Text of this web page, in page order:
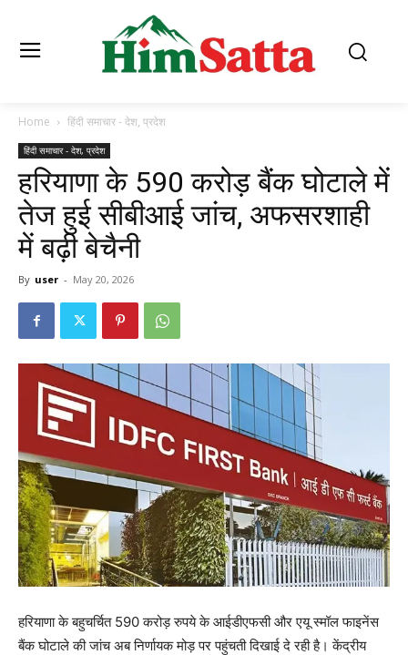
Home हिंदी समाचार - देश, प्रदेश
हिंदी समाचार - देश, प्रदेश
हरियाणा के 590 करोड़ बैंक घोटाले में
तेज हुई सीबीआई जांच, अफसरशाही
में बढ़ी बेचैनी
By user - May 20, 2026
हरियाणा के बहुचर्चित 590 करोड़ रुपये के आईडीएफसी और एयू स्मॉल फाइनेंस
बैंक घोटाले की जांच अब निर्णायक मोड़ पर पहुंचती दिखाई दे रही है। केंद्रीय